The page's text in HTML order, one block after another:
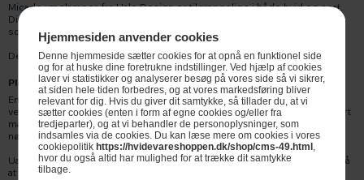
Hjemmesiden anvender cookies
Denne hjemmeside sætter cookies for at opnå en funktionel side
og for at huske dine foretrukne indstillinger. Ved hjælp af cookies
laver vi statistikker og analyserer besøg på vores side så vi sikrer,
at siden hele tiden forbedres, og at vores markedsføring bliver
relevant for dig. Hvis du giver dit samtykke, så tillader du, at vi
sætter cookies (enten i form af egne cookies og/eller fra
tredjeparter), og at vi behandler de personoplysninger, som
indsamles via de cookies. Du kan læse mere om cookies i vores
cookiepolitik https://hvidevareshoppen.dk/shop/cms-49.html ,
hvor du også altid har mulighed for at trække dit samtykke
tilbage.
Micado væglamper fra Halo Design er tilgængelige i både hvid og sort.
Disse lamper er perfekte til at skabe stemningsbelysning i stuen eller
soveværelset.
Deres minimalistiske design passer ind i enhver indretning.
Plafond med ventilator
En af de mere unikke produkter fra Halo Design er deres plafond med
ventilator. Denne lampe kombinerer belysning og ventilation på en smart
måde, hvilket gør den ideel til rum, hvor både lys og luftcirkulation er
nødvendigt.
Uanset hvilket produkt du vælger fra Halo Design, kan du være sikker på
at få høj kvalitet og et stilfuldt design.